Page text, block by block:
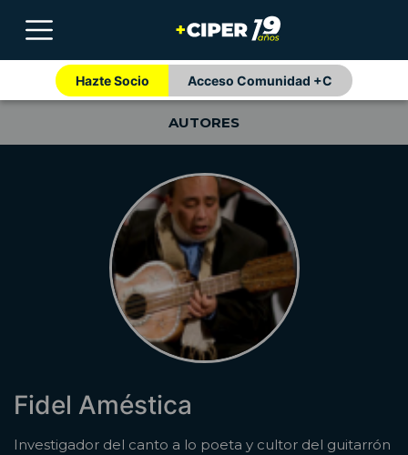
Hazte Socio Acceso Comunidad +C
AUTORES
Fidel Améstica
Investigador del canto a lo poeta y cultor del guitarrón